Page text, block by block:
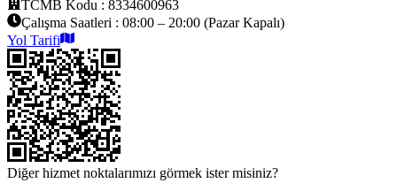
TCMB Kodu : 8334600963
Çalışma Saatleri : 08:00 – 20:00 (Pazar Kapalı)
Yol Tarifi
Diğer hizmet noktalarımızı görmek ister misiniz?